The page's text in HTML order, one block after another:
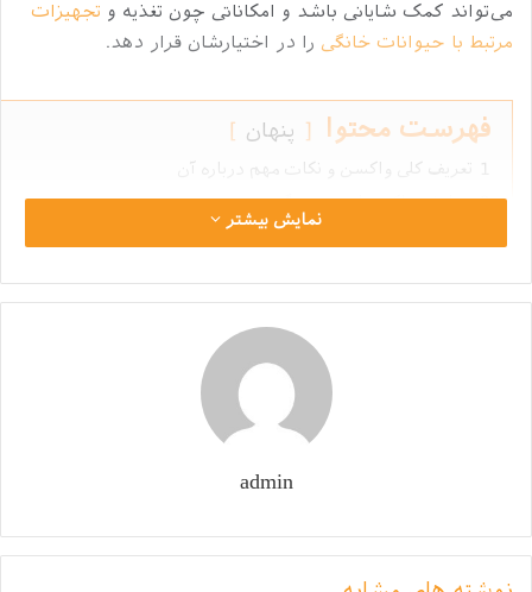
می‌تواند کمک شایانی باشد و امکاناتی چون تغذیه و تجهیزات
مرتبط با حیوانات خانگی را در اختیارشان قرار دهد.
فهرست محتوا پنهان
1 تعریف کلی واکسن و نکات مهم درباره آن
2 عوارض واکسیناسیون سگ
4.1 قالب‌ های واكسن های چندگانه طبق جدول واکسینه کردن
نام واکسن‌ های چند گانه طبق جدول واکسینه کردن سگ ها
زمان و جدول واکسینه کردن سگ ها
واکسن‌ های ضروری و غیرضروری سگ
5.4 پاروا ویروس
نمایش بیشتر
admin